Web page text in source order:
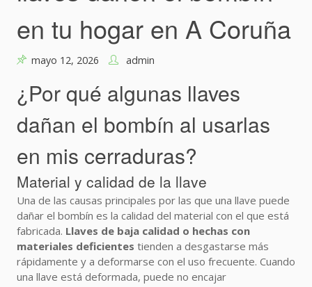
en tu hogar en A Coruña
mayo 12, 2026 admin
¿Por qué algunas llaves
dañan el bombín al usarlas
en mis cerraduras?
Material y calidad de la llave
Una de las causas principales por las que una llave puede
dañar el bombín es la calidad del material con el que está
fabricada. Llaves de baja calidad o hechas con
materiales deficientes tienden a desgastarse más
rápidamente y a deformarse con el uso frecuente. Cuando
una llave está deformada, puede no encajar